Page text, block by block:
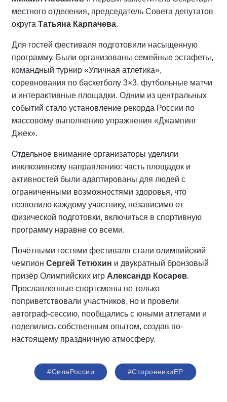
местного отделения, председатель Совета депутатов
округа Татьяна Карпачева.
Для гостей фестиваля подготовили насыщенную
программу. Были организованы семейные эстафеты,
командный турнир «Уличная атлетика»,
соревнования по баскетболу 3×3, футбольные матчи
и интерактивные площадки. Одним из центральных
событий стало установление рекорда России по
массовому выполнению упражнения «Джампинг
Джек».
Отдельное внимание организаторы уделили
инклюзивному направлению: часть площадок и
активностей были адаптированы для людей с
ограниченными возможностями здоровья, что
позволило каждому участнику, независимо от
физической подготовки, включиться в спортивную
программу наравне со всеми.
Почётными гостями фестиваля стали олимпийский
чемпион Сергей Тетюхин и двукратный бронзовый
призёр Олимпийских игр Александр Косарев.
Прославленные спортсмены не только
поприветствовали участников, но и провели
автограф-сессию, пообщались с юными атлетами и
поделились собственным опытом, создав по-
настоящему праздничную атмосферу.
#СилаРоссии #СторонникиЕР